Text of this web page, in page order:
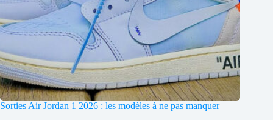
Sorties Air Jordan 1 2026 : les modèles à ne pas manquer